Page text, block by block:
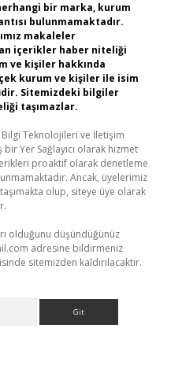
bir marka, kurum
bulunmamaktadır.
makaleler
içerikler haber niteliği
ve kişiler hakkında
kurum ve kişiler ile isim
Sitemizdeki bilgiler
taşımazlar.
Bilgi Teknolojileri ve İletişim
Yer Sağlayıcı olarak hizmet
proaktif olarak denetleme
Ancak, üyelerimiz
olup, siteye üye olarak
olduğunu düşündüğünüz
adresine bildirmeniz
sitemizden kaldırılacaktır.